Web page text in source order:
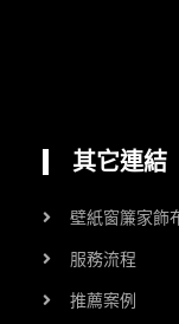
其它連結
壁紙窗簾家飾
服務流程
推薦案例